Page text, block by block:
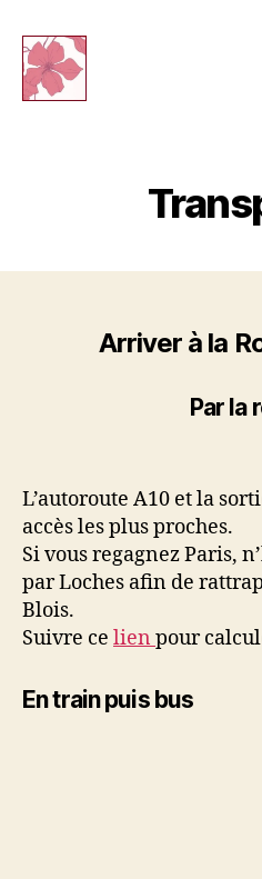
Arriver à la
Par la
L’autoroute A10 et la
accès les plus proches.
Si vous regagnez Paris,
par Loches afin de
Blois.
Suivre ce lien pour
En train puis bus